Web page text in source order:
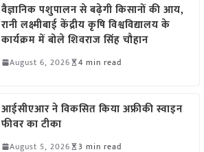
वैज्ञानिक पशुपालन से बढ़ेगी किसानों की आय,
रानी लक्ष्मीबाई केंद्रीय कृषि विश्वविद्यालय के
कार्यक्रम में बोले शिवराज सिंह चौहान
August 6, 2026 4 min read
आईसीएआर ने विकसित किया अफ्रीकी स्वाइन
फीवर का टीका
August 5, 2026 3 min read